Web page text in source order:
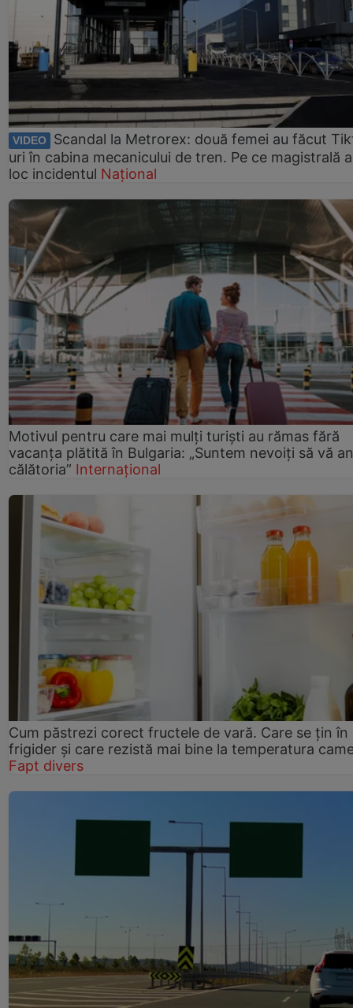
VIDEO
Scandal la Metrorex: două femei au făcut
uri în cabina mecanicului de tren. Pe ce magistrală
loc incidentul Național
Motivul pentru care mai mulți turiști au rămas fără
vacanța plătită în Bulgaria: „Suntem nevoiți să vă
călătoria” Internațional
Cum păstrezi corect fructele de vară. Care se țin în
frigider și care rezistă mai bine la temperatura
Fapt divers